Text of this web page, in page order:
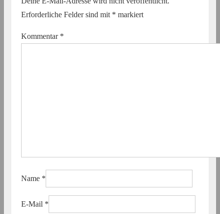
Erforderliche Felder sind mit * markiert
Kommentar *
Name *
E-Mail *